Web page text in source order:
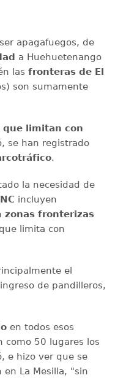
apagafuegos, de
a Huehuetenango
las fronteras de El
son sumamente
que limitan con
se han registrado
.
la necesidad de
incluyen
zonas fronterizas
limita con
el
de pandilleros,
en todos esos
como 50 lugares los
e hizo ver que se
La Mesilla, "sin